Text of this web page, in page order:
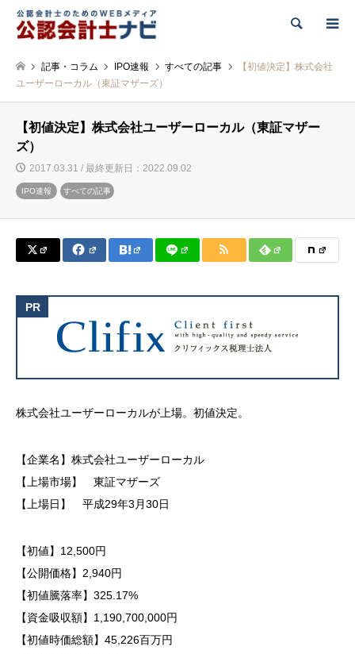
検索
記事・コラム IPO速報 すべての記事
【初値決定】株式会社
ユーザーローカル（東証マザーズ）
【初値決定】株式会社ユーザーローカル（東証マザー
ズ）
2017.03.31 / 最終更新日：2022.09.02
IPO速報 すべての記事
株式会社ユーザーローカルが上場。初値決定。
【企業名】株式会社ユーザーローカル
【上場市場】 東証マザーズ
【上場日】 平成29年3月30日
【初値】12,500円
【公開価格】2,940円
【初値騰落率】325.17%
【資金吸収額】1,190,700,000円
【初値時価総額】45,226百万円